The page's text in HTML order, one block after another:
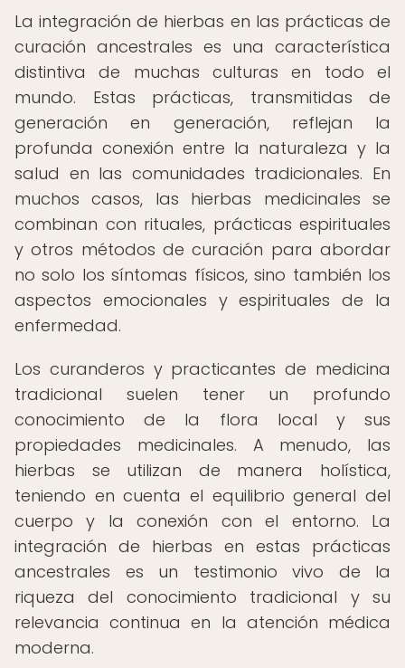
La integración de hierbas en las prácticas de
curación ancestrales es una característica
distintiva de muchas culturas en todo el
mundo. Estas prácticas, transmitidas de
generación en generación, reflejan la
profunda conexión entre la naturaleza y la
salud en las comunidades tradicionales. En
muchos casos, las hierbas medicinales se
combinan con rituales, prácticas espirituales
y otros métodos de curación para abordar
no solo los síntomas físicos, sino también los
aspectos emocionales y espirituales de la
enfermedad.
Los curanderos y practicantes de medicina
tradicional suelen tener un profundo
conocimiento de la flora local y sus
propiedades medicinales. A menudo, las
hierbas se utilizan de manera holística,
teniendo en cuenta el equilibrio general del
cuerpo y la conexión con el entorno. La
integración de hierbas en estas prácticas
ancestrales es un testimonio vivo de la
riqueza del conocimiento tradicional y su
relevancia continua en la atención médica
moderna.